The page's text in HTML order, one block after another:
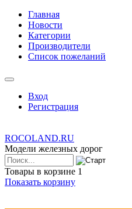
Главная
Новости
Категории
Производители
Список пожеланий
Вход
Регистрация
ROCOLAND.RU
Модели железных дорог
Товары в корзине 1
Показать корзину